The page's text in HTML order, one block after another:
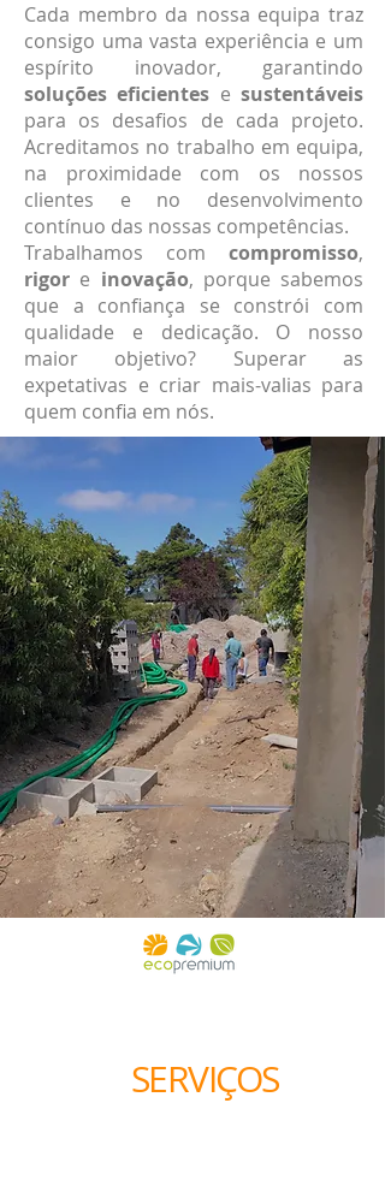
Cada membro da nossa equipa traz
consigo uma vasta experiência e um
espírito inovador, garantindo
soluções eficientes esustentáveis
para os desafios de cada projeto.
Acreditamos no trabalho em equipa,
na proximidade com os nossos
clientes e no desenvolvimento
contínuo das nossas competências.
Trabalhamos com compromisso,
rigor e inovação, porque sabemos
que a confiança se constrói com
qualidade e dedicação. O nosso
maior objetivo? Superar as
expetativas e criar mais-valias para
quem confia em nós.
SERVIÇOS